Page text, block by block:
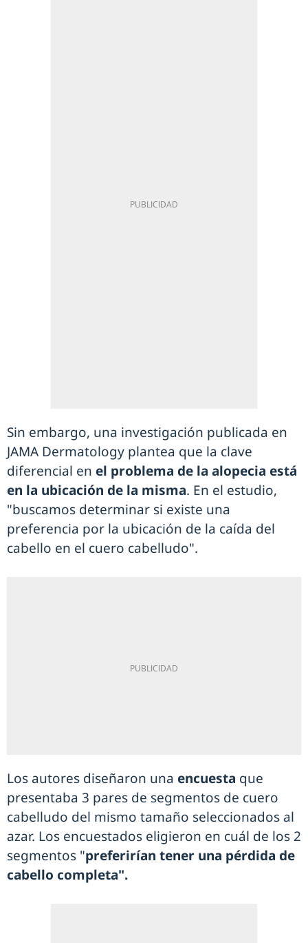
Sin embargo, una investigación publicada en
JAMA Dermatology plantea que la clave
diferencial en el problema de la alopecia está
en la ubicación de la misma. En el estudio,
"buscamos determinar si existe una
preferencia por la ubicación de la caída del
cabello en el cuero cabelludo".
Los autores diseñaron una encuesta que
presentaba 3 pares de segmentos de cuero
cabelludo del mismo tamaño seleccionados al
azar. Los encuestados eligieron en cuál de los 2
segmentos "preferirían tener una pérdida de
cabello completa".